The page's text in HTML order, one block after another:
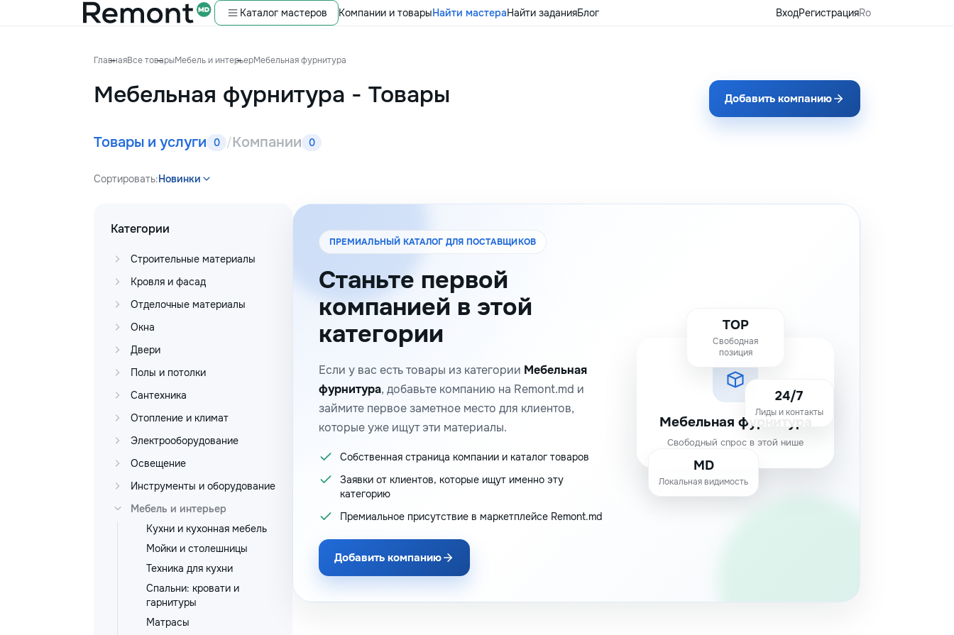
Каталог мастеров Компании и товарыНайти мастераНайти заданияБлог ВходРегистрацияRo
ГлавнаяВсе товарыМебель и интерьерМебельная фурнитура
Мебельная фурнитура - Товары Добавить компанию
Товары и услуги 0 /Компании 0
Сортировать:Новинки
Категории
Строительные материалы
Кровля и фасад
Отделочные материалы
Окна
Двери
Полы и потолки
Сантехника
Отопление и климат
Электрооборудование
Освещение
Инструменты и оборудование
Мебель и интерьер
Кухни и кухонная мебель
Мойки и столешницы
Техника для кухни
Спальни: кровати и
гарнитуры
Матрасы
ПРЕМИАЛЬНЫЙ КАТАЛОГ ДЛЯ ПОСТАВЩИКОВ
Станьте первой
компанией в этой
категории
Если у вас есть товары из категории Мебельная
фурнитура, добавьте компанию на Remont.md и
займите первое заметное место для клиентов,
которые уже ищут эти материалы.
Собственная страница компании и каталог товаров
Заявки от клиентов, которые ищут именно эту
категорию
Премиальное присутствие в маркетплейсе Remont.md
Добавить компанию
Мебельная фурнитура
Свободный спрос в этой нише
TOP
Свободная
позиция
24/7
Лиды и контакты
MD
Локальная видимость